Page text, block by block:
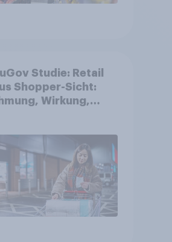
Studie: Retail
Shopper-Sicht:
Wirkung,